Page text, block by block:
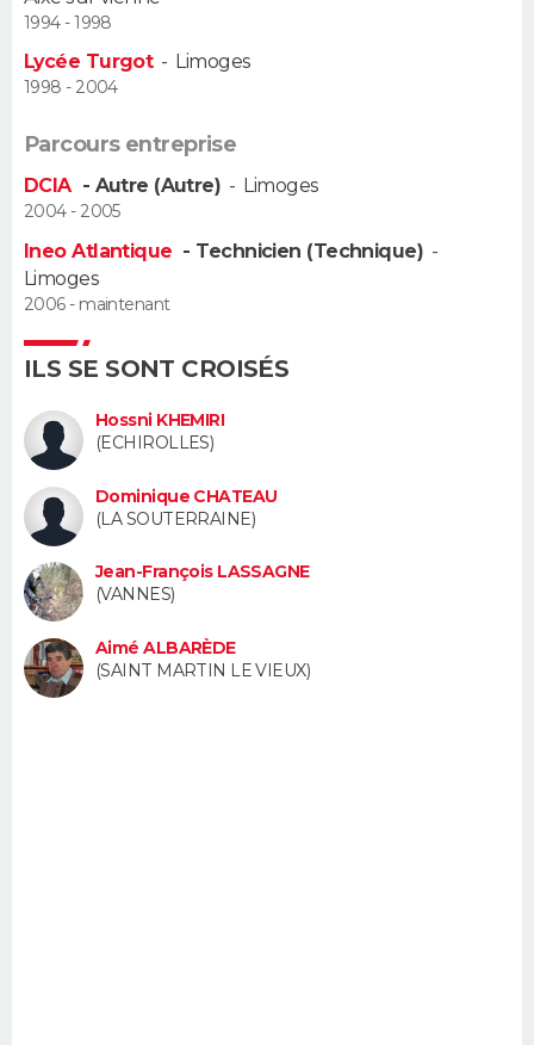
VOYAGE
BONS PLANS
CARTE DE VOEUX
Dictionnaire
Biographies
Citations
Expressions
Proverbes
COPAINS D'AVANT
S'inscrire
Se connecter
Lycées
Collèges
Primaires
Universités
Entreprises
Service militaire
Avis de recherche
AVIS DE DÉCÈS
Bricolage
Lifestyle
Culture
Sport
Auto
Television
Voyage
Cinema
1994 - 1998
Lycée Turgot- Limoges
1998 - 2004
Parcours entreprise
DCIA - Autre (Autre) - Limoges
2004 - 2005
Ineo Atlantique - Technicien (Technique) -
Limoges
2006 - maintenant
ILS SE SONT CROISÉS
Hossni KHEMIRI
(ECHIROLLES)
Dominique CHATEAU
(LA SOUTERRAINE)
Jean-François LASSAGNE
(VANNES)
Aimé ALBARÈDE
(SAINT MARTIN LE VIEUX)